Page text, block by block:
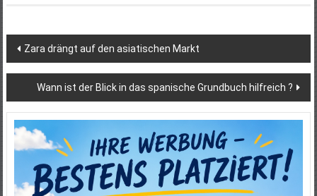
Beitragsnavigation
Zara drängt auf den asiatischen Markt
Wann ist der Blick in das spanische Grundbuch hilfreich ?